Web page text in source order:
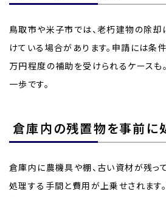
鳥取市や米子市では、老朽建物の除
けている場合があります。申請には条
万円程度の補助を受けられるケースも
一歩です。
倉庫内の残置物を事前に
倉庫内に農機具や棚、古い資材が残っ
処理する手間と費用が上乗せされます